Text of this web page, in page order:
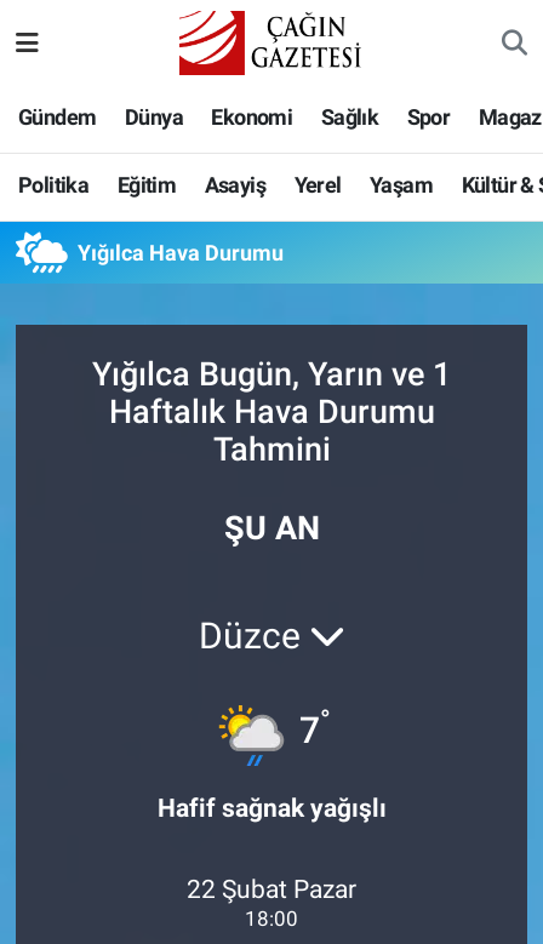
Gündem Dünya Ekonomi Sağlık Spor
Politika Eğitim Asayiş Yerel Yaşam Kültür &
Yığılca Hava Durumu
Yığılca Bugün, Yarın ve 1
Haftalık Hava Durumu
Tahmini
ŞU AN
Düzce
7°
Hafif sağnak yağışlı
22 Şubat Pazar
18:00
Eğitim
Asayiş
Yerel
Kültür & Sanat
Hava Durumu
Namaz Vakitleri
Trafik Durumu
Tüm Manşetler
Son Dakika Haberleri